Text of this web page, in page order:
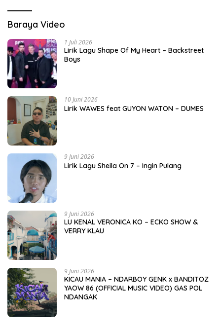
Baraya Video
1 Juli 2026
Lirik Lagu Shape Of My Heart – Backstreet
Boys
10 Juni 2026
Lirik WAWES feat GUYON WATON – DUMES
9 Juni 2026
Lirik Lagu Sheila On 7 – Ingin Pulang
9 Juni 2026
LU KENAL VERONICA KO – ECKO SHOW &
VERRY KLAU
9 Juni 2026
KICAU MANIA – NDARBOY GENK x BANDITOZ
YAOW 86 (OFFICIAL MUSIC VIDEO) GAS POL
NDANGAK